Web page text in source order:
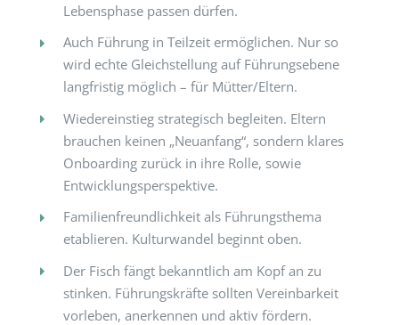
Lebensphase passen dürfen.
Auch Führung in Teilzeit ermöglichen. Nur so
wird echte Gleichstellung auf Führungsebene
langfristig möglich – für Mütter/Eltern.
Wiedereinstieg strategisch begleiten. Eltern
brauchen keinen „Neuanfang“, sondern klares
Onboarding zurück in ihre Rolle, sowie
Entwicklungsperspektive.
Familienfreundlichkeit als Führungsthema
etablieren. Kulturwandel beginnt oben.
Der Fisch fängt bekanntlich am Kopf an zu
stinken. Führungskräfte sollten Vereinbarkeit
vorleben, anerkennen und aktiv fördern.